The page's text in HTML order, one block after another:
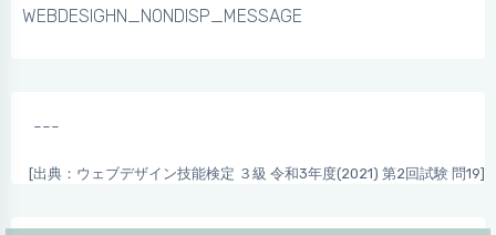
WEBDESIGHN_NONDISP_MESSAGE
---
[出典：ウェブデザイン技能検定 ３級 令和3年度(2021) 第2回試験 問19]